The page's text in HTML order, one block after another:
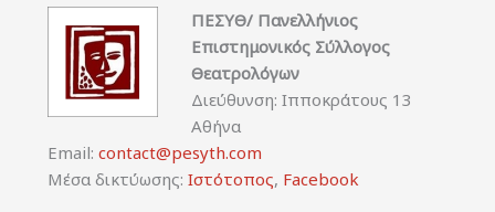
ΠΕΣΥΘ/ Πανελλήνιος
Επιστημονικός Σύλλογος
Θεατρολόγων
Διεύθυνση: Ιπποκράτους 13
Αθήνα
Email: contact@pesyth.com
Μέσα δικτύωσης: Ιστότοπος, Facebook